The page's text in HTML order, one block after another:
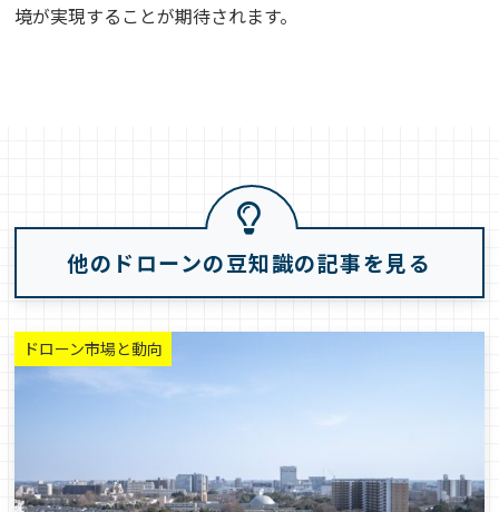
境が実現することが期待されます。
他のドローンの豆知識の記事を見る
ドローン市場と動向